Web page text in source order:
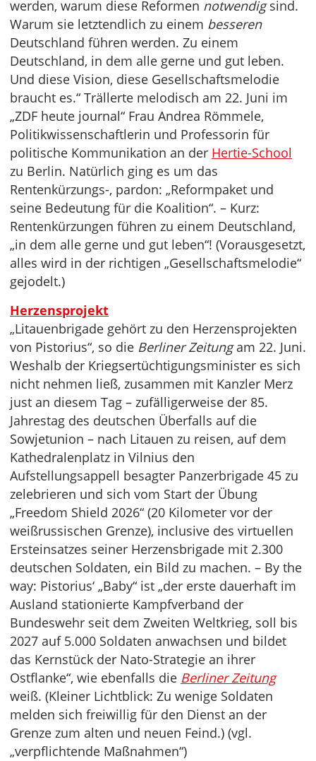
werden, warum diese Reformen notwendigsind.
Warum sie letztendlich zu einem besseren
Deutschland führen werden. Zu einem
Deutschland, in dem alle gerne und gut leben.
Und diese Vision, diese Gesellschaftsmelodie
braucht es.“ Trällerte melodisch am 22. Juni im
„ZDF heute journal“ Frau Andrea Römmele,
Politikwissenschaftlerin und Professorin für
politische Kommunikation an der Hertie-School
zu Berlin. Natürlich ging es um das
Rentenkürzungs-, pardon: „Reformpaket und
seine Bedeutung für die Koalition“. – Kurz:
Rentenkürzungen führen zu einem Deutschland,
„in dem alle gerne und gut leben“! (Vorausgesetzt,
alles wird in der richtigen „Gesellschaftsmelodie“
gejodelt.)
Herzensprojekt
„Litauenbrigade gehört zu den Herzensprojekten
von Pistorius“, so die Berliner Zeitungam 22. Juni.
Weshalb der Kriegsertüchtigungsminister es sich
nicht nehmen ließ, zusammen mit Kanzler Merz
just an diesem Tag – zufälligerweise der 85.
Jahrestag des deutschen Überfalls auf die
Sowjetunion – nach Litauen zu reisen, auf dem
Kathedralenplatz in Vilnius den
Aufstellungsappell besagter Panzerbrigade 45 zu
zelebrieren und sich vom Start der Übung
„Freedom Shield 2026“ (20 Kilometer vor der
weißrussischen Grenze), inclusive des virtuellen
Ersteinsatzes seiner Herzensbrigade mit 2.300
deutschen Soldaten, ein Bild zu machen. – By the
way: Pistorius‘ „Baby“ ist „der erste dauerhaft im
Ausland stationierte Kampfverband der
Bundeswehr seit dem Zweiten Weltkrieg, soll bis
2027 auf 5.000 Soldaten anwachsen und bildet
das Kernstück der Nato-Strategie an ihrer
Ostflanke“, wie ebenfalls die Berliner Zeitung
weiß. (Kleiner Lichtblick: Zu wenige Soldaten
melden sich freiwillig für den Dienst an der
Grenze zum alten und neuen Feind.) (vgl.
„verpflichtende Maßnahmen“)